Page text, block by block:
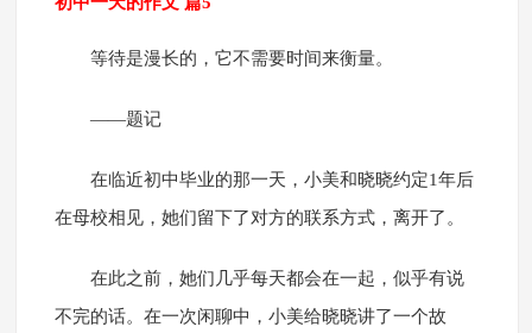
等待是漫长的，它不需要时间来衡量。
——题记
在临近初中毕业的那一天，小美和晓晓约定1年后
在母校相见，她们留下了对方的联系方式，离开了。
在此之前，她们几乎每天都会在一起，似乎有说
不完的话。在一次闲聊中，小美给晓晓讲了一个故